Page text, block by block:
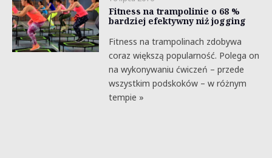
Fitness na trampolinie o 68 %
bardziej efektywny niż jogging
Fitness na trampolinach zdobywa
coraz większą popularność. Polega on
na wykonywaniu ćwiczeń – przede
wszystkim podskoków – w różnym
tempie »